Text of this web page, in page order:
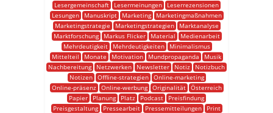
Lesergemeinschaft
Lesermeinungen
Leserrezensionen
Lesungen
Manuskript Marketing
Marketingmaßnahmen
Marketingstrategie
Marketingstrategien
Marktanalyse
Marktforschung
Markus Flicker Material
Medienarbeit
Mehrdeutigkeit
Mehrdeutigkeiten
Minimalismus
Mittelteil
Monate Motivation Mundpropaganda
Musik
Nachbereitung
Netzwerken Newsletter Notiz
Notizbuch
Notizen
Offline-strategien
Online-marketing
Online-präsenz
Online-werbung Originalität
Österreich
Papier
Planung Platz Podcast
Preisfindung
Preisgestaltung
Pressearbeit Pressemitteilungen
Print